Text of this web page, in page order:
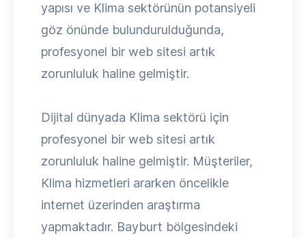
yapısı ve Klima sektörünün potansiyeli
göz önünde bulundurulduğunda,
profesyonel bir web sitesi artık
zorunluluk haline gelmiştir.
Dijital dünyada Klima sektörü için
profesyonel bir web sitesi artık
zorunluluk haline gelmiştir. Müşteriler,
Klima hizmetleri ararken öncelikle
internet üzerinden araştırma
yapmaktadır. Bayburt bölgesindeki